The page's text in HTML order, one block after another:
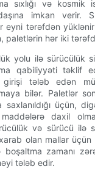
sıxlığı və kosmik
imkan verir.
eyni tərəfdən yüklənir
paletlərin hər iki
yolu ilə sürücülük
qabiliyyəti təklif
girişi tələb edən
bilər. Paletlər
saxlanıldığı üçün,
daxil
və sürücü ilə
olan mallar üçün
zamanı
tələb edir.